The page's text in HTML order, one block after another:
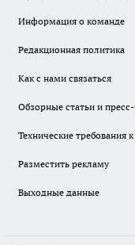
Информация о команде
Редакционная политика
Как с нами связаться
Обзорные статьи и
Технические требования
Разместить рекламу
Выходные данные